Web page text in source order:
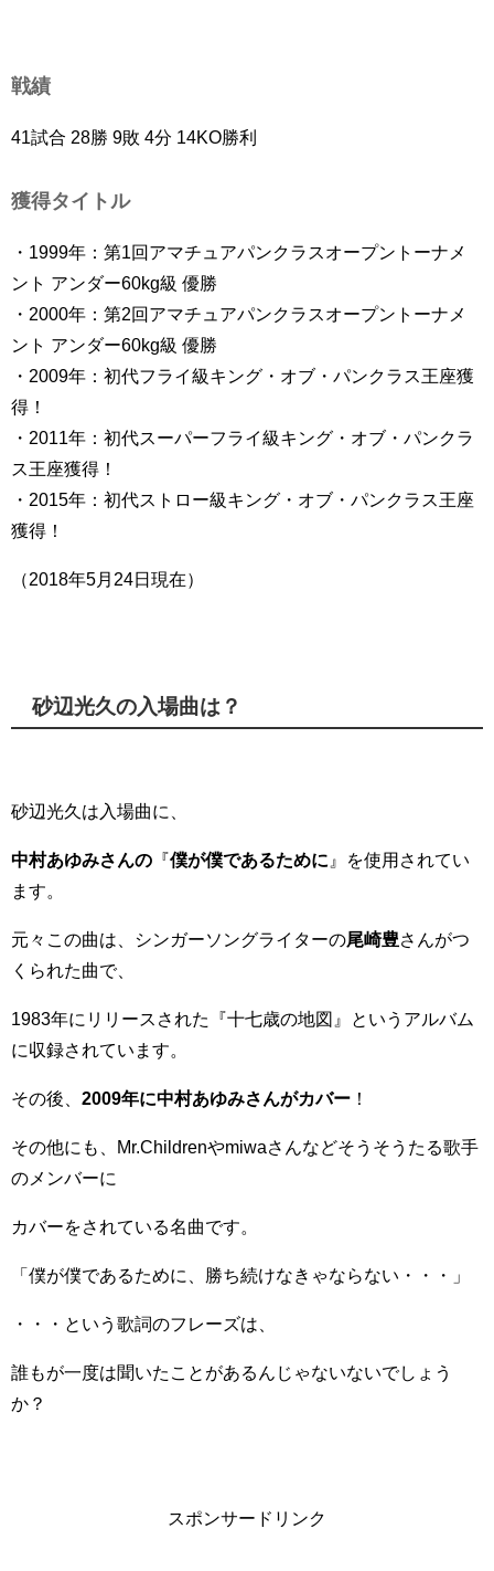
戦績
41試合 28勝 9敗 4分 14KO勝利
獲得タイトル
・1999年：第1回アマチュアパンクラスオープントーナメ
ント アンダー60kg級 優勝
・2000年：第2回アマチュアパンクラスオープントーナメ
ント アンダー60kg級 優勝
・2009年：初代フライ級キング・オブ・パンクラス王座獲
得！
・2011年：初代スーパーフライ級キング・オブ・パンクラ
ス王座獲得！
・2015年：初代ストロー級キング・オブ・パンクラス王座
獲得！
（2018年5月24日現在）
砂辺光久の入場曲は？
砂辺光久は入場曲に、
中村あゆみさんの 『僕が僕であるために 』を使用されてい
ます。
元々この曲は、シンガーソングライターの尾崎豊さんがつ
くられた曲で、
1983年にリリースされた『十七歳の地図』というアルバム
に収録されています。
その後、 2009年に中村あゆみさんがカバー ！
その他にも、Mr.Childrenやmiwaさんなどそうそうたる歌手
のメンバーに
カバーをされている名曲です。
「僕が僕であるために、勝ち続けなきゃならない・・・」
・・・という歌詞のフレーズは、
誰もが一度は聞いたことがあるんじゃないないでしょう
か？
スポンサードリンク